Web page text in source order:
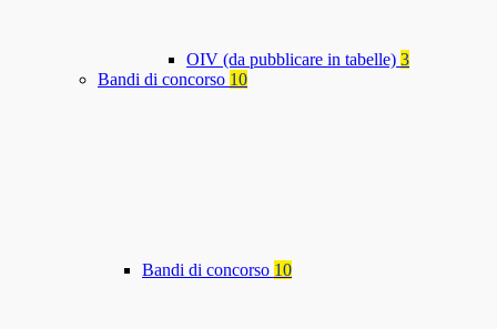
OIV (da pubblicare in tabelle) 3
Bandi di concorso 10
Bandi di concorso 10